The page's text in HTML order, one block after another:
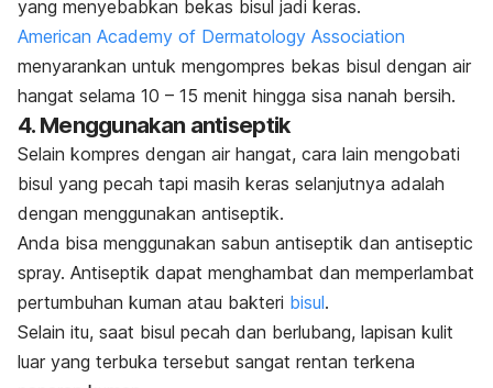
yang menyebabkan bekas bisul jadi keras.
American Academy of Dermatology Association
menyarankan untuk mengompres bekas bisul dengan air
hangat selama 10 – 15 menit hingga sisa nanah bersih.
4. Menggunakan antiseptik
Selain kompres dengan air hangat, cara lain mengobati
bisul yang pecah tapi masih keras selanjutnya adalah
dengan menggunakan antiseptik.
Anda bisa menggunakan sabun antiseptik dan antiseptic
spray. Antiseptik dapat menghambat dan memperlambat
pertumbuhan kuman atau bakteri bisul.
Selain itu, saat bisul pecah dan berlubang, lapisan kulit
luar yang terbuka tersebut sangat rentan terkena